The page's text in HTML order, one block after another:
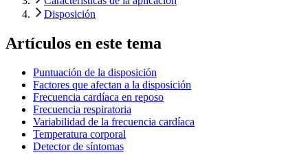
Disposición
Artículos en este tema
Puntuación de la disposición
Factores que afectan a la disposición
Frecuencia cardíaca en reposo
Frecuencia respiratoria
Variabilidad de la frecuencia cardíaca
Temperatura corporal
Detector de síntomas